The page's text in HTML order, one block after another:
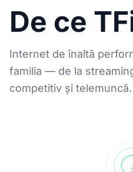
De ce
Internet de înaltă
familia — de la
competitiv și telemuncă.